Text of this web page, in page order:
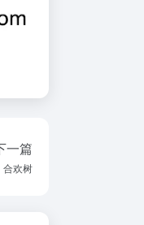
一篇
合欢树